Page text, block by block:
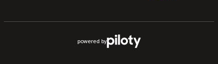
powered by